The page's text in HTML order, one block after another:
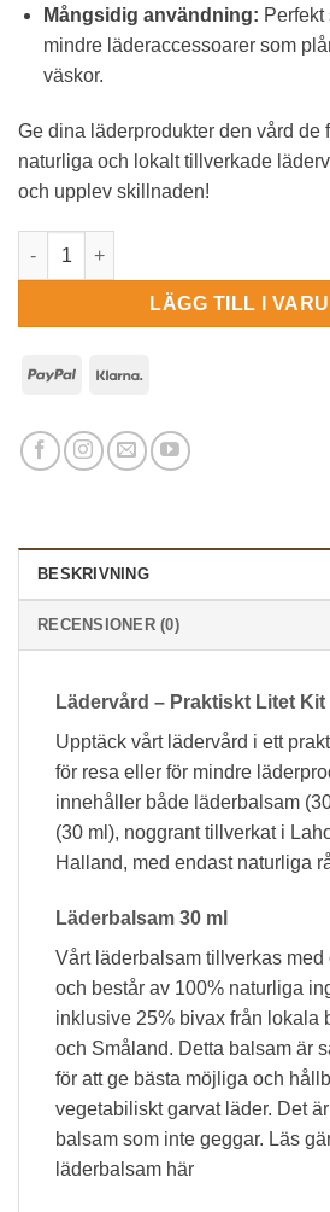
Mångsidig användning:
mindre läderaccessoarer som
väskor.
Ge dina läderprodukter den vård de
naturliga och lokalt tillverkade
och upplev skillnaden!
Lädervård - ett praktiskt litet kit mängd
LÄGG TILL I
PayPal
BESKRIVNING
RECENSIONER (0)
Lädervård – Praktiskt Litet Kit
Upptäck vårt lädervård i ett
för resa eller för mindre
innehåller både läderbalsam
(30 ml), noggrant tillverkat i
Halland, med endast naturliga
Läderbalsam 30 ml
Vårt läderbalsam tillverkas
och består av 100% naturliga
inklusive 25% bivax från lokala
och Småland. Detta balsam är
för att ge bästa möjliga och
vegetabiliskt garvat läder. Det
balsam som inte geggar. Läs
läderbalsam här